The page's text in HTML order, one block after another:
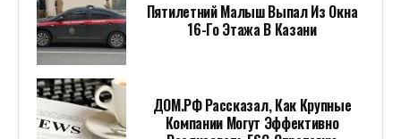
Пятилетний Малыш Выпал Из Окна
16-Го Этажа В Казани
ДОМ.РФ Рассказал, Как Крупные
Компании Могут Эффективно